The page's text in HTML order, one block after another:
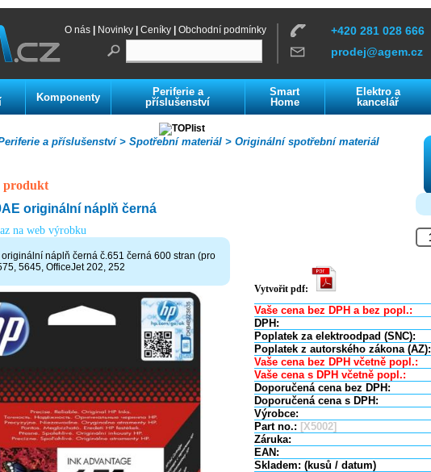
O nás Novinky Ceníky Obchodní podmínky
+420 281 028 666
prodej@agem.cz
Komponenty
Periferie a
příslušenství
Smart
Home
Elektro a
kancelář
Originální spotřební materiál
Spotřební materiál >
a příslušenství >
produkt
originální náplň černá
na web výrobku
originální náplň černá č.651 černá 600 stran (pro
5645, OfficeJet 202, 252
Vytvořit pdf:
Vaše cena bez DPH a bez popl.:
DPH:
Poplatek za elektroodpad (SNC):
Poplatek z autorského zákona (AZ):
Vaše cena bez DPH včetně popl.:
Vaše cena s DPH včetně popl.:
Doporučená cena bez DPH:
Doporučená cena s DPH:
Výrobce:
Part no.: [X5002]
Záruka:
EAN:
Skladem: (kusů / datum)